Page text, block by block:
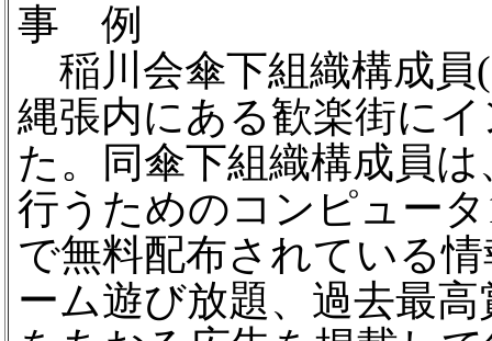
事 例
稲川会傘下組織構成員
縄張内にある歓楽街に
た。同傘下組織構成員
行うためのコンピュー
で無料配布されている
ーム遊び放題、過去最